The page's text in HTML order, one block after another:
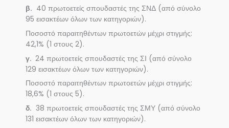
β. 40 πρωτοετείς σπουδαστές της ΣΝΔ (από σύνολο
95 εισακτέων όλων των κατηγοριών).
Ποσοστό παραιτηθέντων πρωτοετών μέχρι στιγμής:
42,1% (1 στους 2).
γ. 24 πρωτοετείς σπουδαστές της ΣΙ (από σύνολο
129 εισακτέων όλων των κατηγοριών).
Ποσοστό παραιτηθέντων πρωτοετών μέχρι στιγμής:
18,6% (1 στους 5).
δ. 38 πρωτοετείς σπουδαστές της ΣΜΥ (από σύνολο
131 εισακτέων όλων των κατηγοριών).